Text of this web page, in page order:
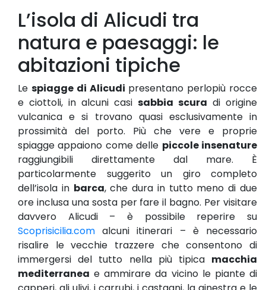
L’isola di Alicudi tra
natura e paesaggi: le
abitazioni tipiche
Le spiagge di Alicudi presentano perlopiù rocce
e ciottoli, in alcuni casi sabbia scura di origine
vulcanica e si trovano quasi esclusivamente in
prossimità del porto. Più che vere e proprie
spiagge appaiono come delle piccole insenature
raggiungibili direttamente dal mare. È
particolarmente suggerito un giro completo
dell’isola in barca, che dura in tutto meno di due
ore inclusa una sosta per fare il bagno. Per visitare
davvero Alicudi – è possibile reperire su
Scoprisicilia.com alcuni itinerari – è necessario
risalire le vecchie trazzere che consentono di
immergersi del tutto nella più tipica macchia
mediterranea e ammirare da vicino le piante di